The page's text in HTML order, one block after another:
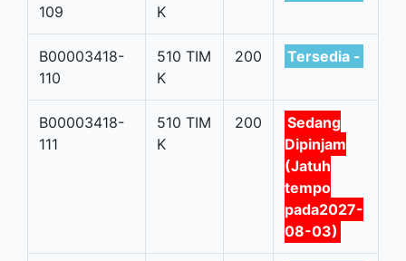
109
K
B00003418-
110
510 TIM
K
200 Tersedia -
B00003418-
111
510 TIM
K
200
Sedang
Dipinjam
(Jatuh
tempo
pada2027-
08-03)